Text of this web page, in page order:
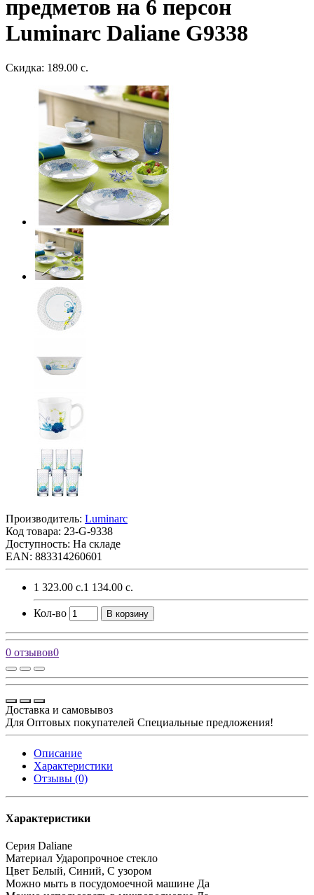
предметов на 6 персон
Luminarc Daliane G9338
Скидка: 189.00 с.
Производитель: Luminarc
Код товара: 23-G-9338
Доступность: На складе
EAN: 883314260601
1 323.00 с.1 134.00 с.
Кол-во В корзину
0 отзывов0
Доставка и самовывоз
Для Оптовых покупателей Специальные предложения!
Описание
Характеристики
Отзывы (0)
Характеристики
Серия Daliane
Материал Ударопрочное стекло
Цвет Белый, Синий, С узором
Можно мыть в посудомоечной машине Да